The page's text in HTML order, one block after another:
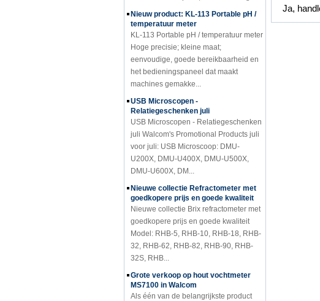
temperatuur meter
KL-113 Portable pH / temperatuur meter
Hoge precisie; kleine maat;
eenvoudige, goede bereikbaarheid en
het bedieningspaneel dat maakt
machines gemakke...
Relatiegeschenken juli
USB Microscopen - Relatiegeschenken
juli Walcom's Promotional Products juli
voor juli: USB Microscoop: DMU-
U200X, DMU-U400X, DMU-U500X,
DMU-U600X, DM...
goedkopere prijs en goede kwaliteit
Nieuwe collectie Brix refractometer met
goedkopere prijs en goede kwaliteit
Model: RHB-5, RHB-10, RHB-18, RHB-
32, RHB-62, RHB-82, RHB-90, RHB-
32S, RHB...
MS7100 in Walcom
Als één van de belangrijkste product
Ja,